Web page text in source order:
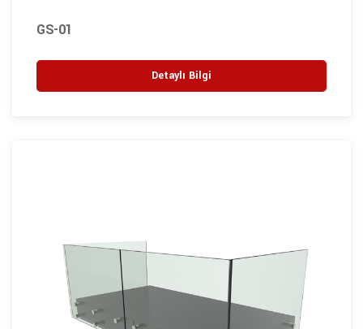
GS-01
Detaylı Bilgi